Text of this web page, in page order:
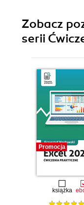
Zobacz
serii
Promocja
książka